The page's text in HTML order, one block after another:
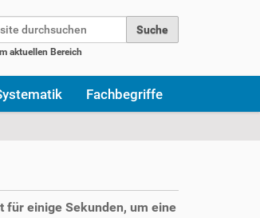
aktuellen Bereich
Fachbegriffe
für einige Sekunden, um eine